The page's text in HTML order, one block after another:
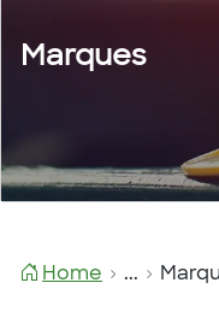
Marques
Home ...